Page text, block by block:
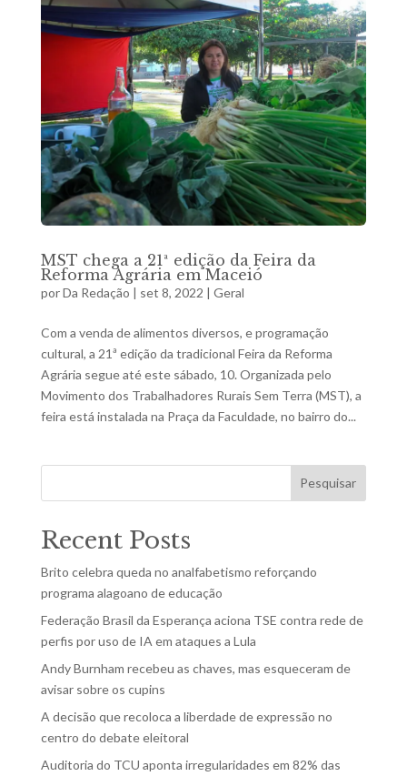
MST chega a 21ª edição da Feira da
Reforma Agrária em Maceió
porDa Redação | set 8, 2022 | Geral
Com a venda de alimentos diversos, e programação
cultural, a 21ª edição da tradicional Feira da Reforma
Agrária segue até este sábado, 10. Organizada pelo
Movimento dos Trabalhadores Rurais Sem Terra (MST), a
feira está instalada na Praça da Faculdade, no bairro do...
Pesquisar
Recent Posts
Brito celebra queda no analfabetismo reforçando
programa alagoano de educação
Federação Brasil da Esperança aciona TSE contra rede de
perfis por uso de IA em ataques a Lula
Andy Burnham recebeu as chaves, mas esqueceram de
avisar sobre os cupins
A decisão que recoloca a liberdade de expressão no
centro do debate eleitoral
Auditoria do TCU aponta irregularidades em 82% das